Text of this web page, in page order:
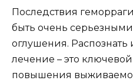
Последствия
быть очень
оглушения. Распознать
лечение – это
повышения